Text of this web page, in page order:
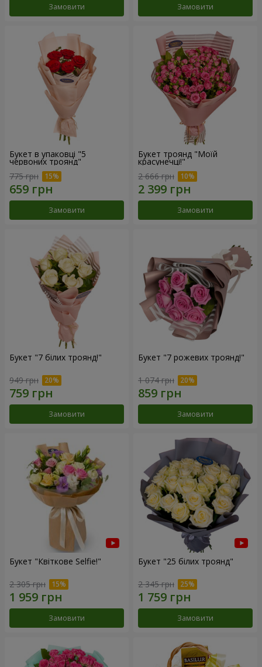
Замовити Замовити
Букет в упаковці "5
червоних троянд"
775 грн
Замовити
Букет троянд "Моїй
красунечці!"
2 666 грн
Замовити
Букет "7 білих троянд!"
949 грн
Замовити
Букет "7 рожевих троянд!"
1 074 грн
Замовити
Букет "Квіткове Selfie!"
2 305 грн
Замовити
Букет "25 білих троянд"
2 345 грн
Замовити